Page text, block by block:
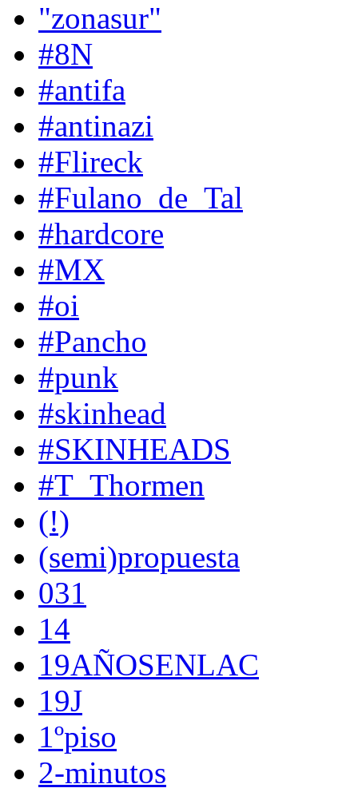
"zonasur"
#8N
#antifa
#antinazi
#Flireck
#Fulano_de_Tal
#hardcore
#MX
#oi
#Pancho
#punk
#skinhead
#SKINHEADS
#T_Thormen
(!)
(semi)propuesta
031
14
19AÑOSENLAC
19J
1ºpiso
2-minutos